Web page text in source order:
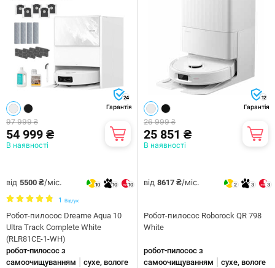
24
Гарантія
97 999 ₴
54 999 ₴
В наявності
від 5500 ₴/міс. 10 10 10
1 Відгук
Робот-пилосос Dreame Aqua 10
Ultra Track Complete White
(RLR81CE-1-WH)
робот-пилосос з
самоочищуванням
сухе, вологе
12
Гарантія
26 999 ₴
25 851 ₴
В наявності
від 8617 ₴/міс. 2 3 3
Робот-пилосос Roborock QR 798
White
робот-пилосос з
самоочищуванням
сухе, вологе